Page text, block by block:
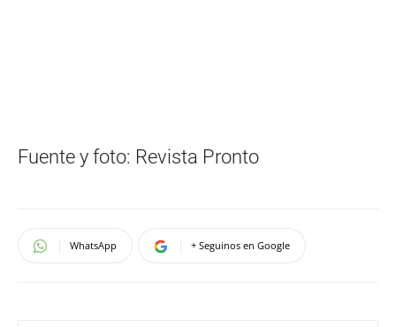
Fuente y foto: Revista Pronto
WhatsApp + Seguinos en Google